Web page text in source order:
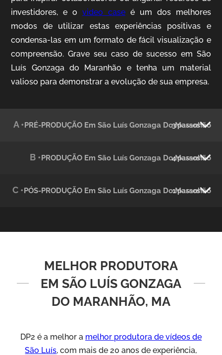
Julândia
Animação 2D
investidores, e ovideo case é um dos melhores
modos de utilizar estas experiências positivas e
condensa-las em um formato de fácil visualização e
compreensão. Grave seu caso de sucesso em São
Luís Gonzaga do Maranhão e tenha um material
valioso para demonstrar a evolução de sua empresa.
A •PRÉ-PRODUÇÃO Em São Luís Gonzaga Do Maranhão
3 passos
B •PRODUÇÃO Em São Luís Gonzaga Do Maranhão
4 passos
C •PÓS-PRODUÇÃO Em São Luís Gonzaga Do Maranhão
1 passos
MELHOR PRODUTORA
EM SÃO LUÍS GONZAGA
DO MARANHÃO, MA
DP2 é a melhor a melhor produtora de vídeos de
São Luís, com mais de 20 anos de experiência,